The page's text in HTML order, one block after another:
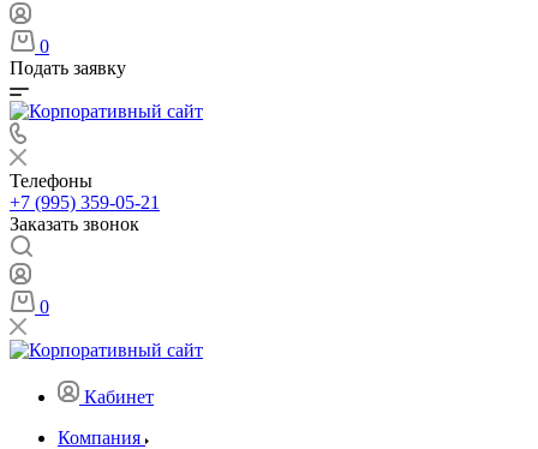
0
Подать заявку
Телефоны
+7 (995) 359-05-21
Заказать звонок
0
Кабинет
Компания